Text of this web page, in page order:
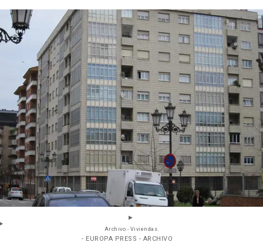
Archivo - Viviendas.
- EUROPA PRESS - ARCHIVO